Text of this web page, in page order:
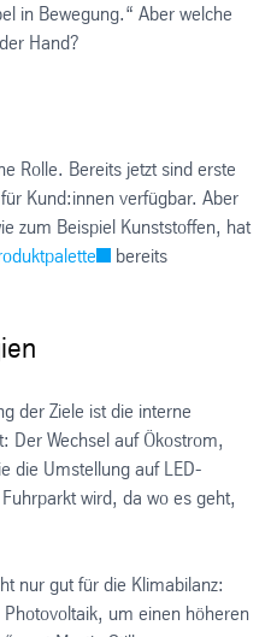
in Bewegung.“ Aber welche
Hand?
Rolle. Bereits jetzt sind erste
Kund:innen verfügbar. Aber
zum Beispiel Kunststoffen, hat
bereits
der Ziele ist die interne
Der Wechsel auf Ökostrom,
die Umstellung auf LED-
wird, da wo es geht,